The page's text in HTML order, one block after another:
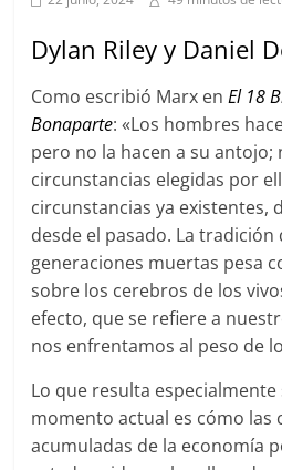
Dylan Riley y Daniel
Como escribió Marx enEl 18
Bonaparte: «Los hombres
pero no la hacen a su antojo;
circunstancias elegidas por
circunstancias ya existentes,
desde el pasado. La tradición
generaciones muertas pesa
sobre los cerebros de los
efecto, que se refiere a
nos enfrentamos al peso de
Lo que resulta
momento actual es cómo las
acumuladas de la economía